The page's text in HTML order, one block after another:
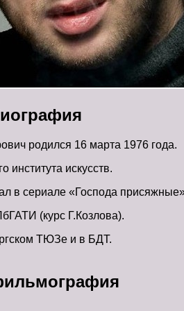
родился 16 марта 1976 года.
института искусств.
в сериале «Господа
(курс Г.Козлова).
ТЮЗе и в БДТ.